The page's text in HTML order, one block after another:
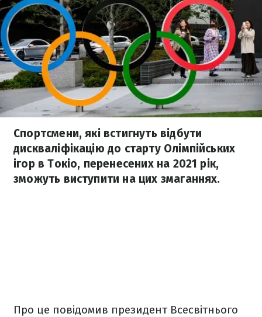
Спортсмени, які встигнуть відбути
дискваліфікацію до старту Олімпійських
ігор в Токіо, перенесених на 2021 рік,
зможуть виступити на цих змаганнях.
Про це повідомив президент Всесвітнього